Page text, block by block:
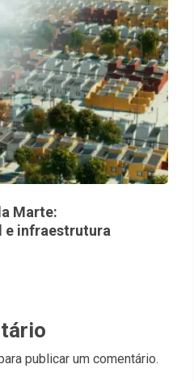
Marte:
e infraestrutura
publicar um comentário.